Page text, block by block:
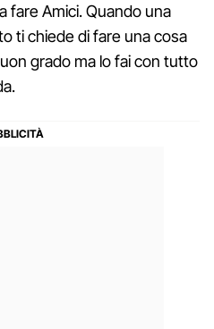
fare Amici. Quando una
ti chiede di fare una cosa
grado ma lo fai con tutto